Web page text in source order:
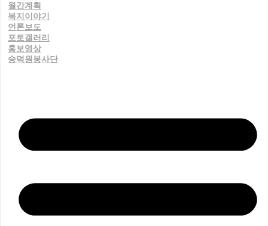
월간계획
복지이야기
언론보도
포토갤러리
홍보영상
숭덕원봉사단